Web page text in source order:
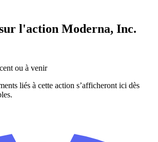
l'action Moderna, Inc.
ou à venir
liés à cette action s’afficheront ici dès